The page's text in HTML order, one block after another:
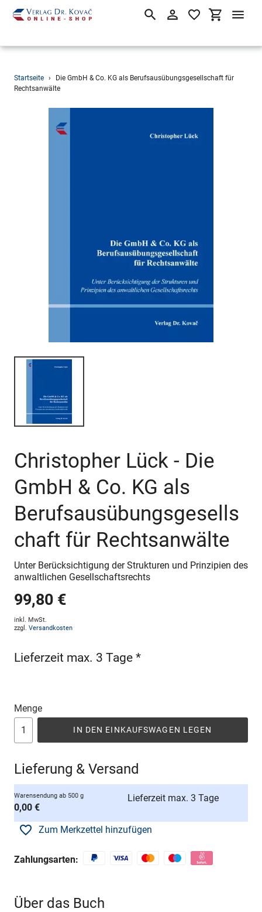
Direkt
zum
SuchenEinloggen
Startseite ›
Die GmbH & Co. KG als Berufsausübungsgesellschaft für
Rechtsanwälte
Christopher Lück - Die
GmbH & Co. KG als
Berufsausübungsgesells
chaft für Rechtsanwälte
Unter Berücksichtigung der Strukturen und Prinzipien des
anwaltlichen Gesellschaftsrechts
99,80 €
inkl. MwSt.
zzgl. Versandkosten
Lieferzeit max. 3 Tage *
Menge
IN DEN EINKAUFSWAGEN LEGEN
Lieferung & Versand
Warensendung ab 500 g
0,00 €
Lieferzeit max. 3 Tage
Zum Merkzettel hinzufügen
Zahlungsarten:
Über das Buch